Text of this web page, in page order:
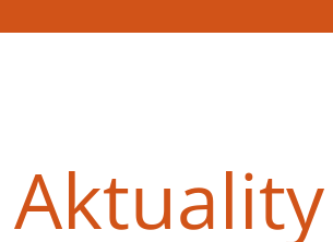
Aktuality